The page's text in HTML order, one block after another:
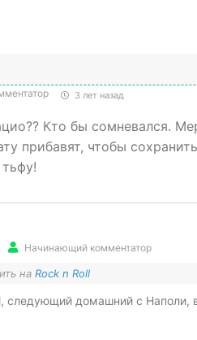
3 лет назад
Кто бы сомневался.
прибавят, чтобы
Начинающий комментатор
на Rock n Roll
следующий домашний с Наполи,